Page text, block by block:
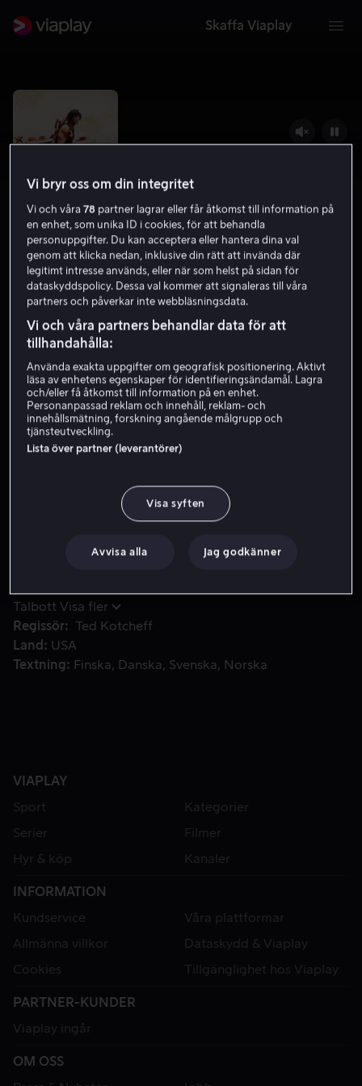
Skaffa Viaplay
Rambo: First Blood
HD
Hyr 49 kr
Köp 109 kr
Vietnamveteranen John J Rambo reser runt för att
Vietnamveteranen John J Rambo reser runt för att
besöka gamla krigskamrater. Han kommer till en stad i
bergen där han plötsligt arresteras på falska grunder.
Talbott Visa fler
Regissör
Ted Kotcheff
Land
USA
Textning
Finska Danska Svenska Norska
VIAPLAY
Sport
Kategorier
Serier
Filmer
Hyr & köp
Kanaler
INFORMATION
Kundservice
Våra plattformar
Allmänna villkor
Dataskydd & Viaplay
Cookies
Tillgänglighet hos Viaplay
PARTNER-KUNDER
Viaplay ingår
OM OSS
Vi bryr oss om din integritet
Vi och våra78 partner lagrar eller får åtkomst till information på
en enhet, som unika ID i cookies, för att behandla
personuppgifter. Du kan acceptera eller hantera dina val
genom att klicka nedan, inklusive din rätt att invända där
legitimt intresse används, eller när som helst på sidan för
dataskyddspolicy. Dessa val kommer att signaleras till våra
partners och påverkar inte webbläsningsdata.
Vi och våra partners behandlar data för att
tillhandahålla:
Använda exakta uppgifter om geografisk positionering. Aktivt
läsa av enhetens egenskaper för identifieringsändamål. Lagra
och/eller få åtkomst till information på en enhet.
Personanpassad reklam och innehåll, reklam- och
innehållsmätning, forskning angående målgrupp och
tjänsteutveckling.
Lista över partner (leverantörer)
Visa syften
Avvisa alla Jag godkänner